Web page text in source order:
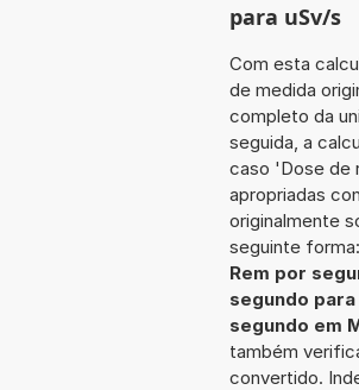
para uSv/s
Com esta
de medida
completo da
seguida, a
caso 'Dose de
apropriadas
originalmente
seguinte
Rem por
segundo para
segundo em
também
convertido.